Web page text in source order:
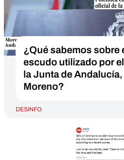
¿Qué sabemos sobre
escudo utilizado por
la Junta de
Moreno?
DESINFO